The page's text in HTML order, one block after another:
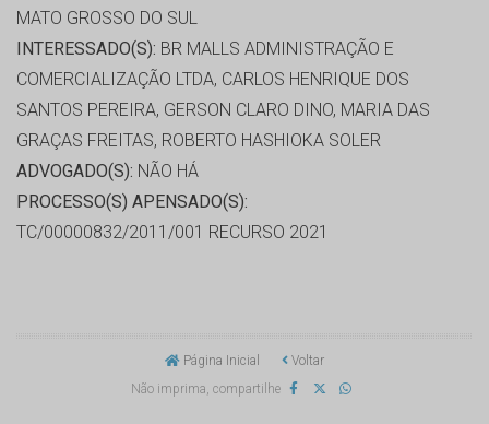
MATO GROSSO DO SUL
INTERESSADO(S): BR MALLS ADMINISTRAÇÃO E
COMERCIALIZAÇÃO LTDA, CARLOS HENRIQUE DOS
SANTOS PEREIRA, GERSON CLARO DINO, MARIA DAS
GRAÇAS FREITAS, ROBERTO HASHIOKA SOLER
ADVOGADO(S): NÃO HÁ
PROCESSO(S) APENSADO(S):
TC/00000832/2011/001 RECURSO 2021
Página Inicial
Voltar
Não imprima, compartilhe